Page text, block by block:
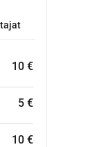
10 €
5 €
10 €